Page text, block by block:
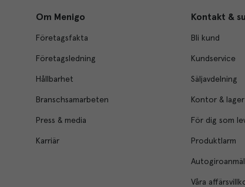
Om Menigo
Företagsfakta
Företagsledning
Hållbarhet
Branschsamarbeten
Press & media
Karriär
Kontakt &
Bli kund
Kundservice
Säljavdelning
Kontor & lager
För dig som
Produktlarm
Våra